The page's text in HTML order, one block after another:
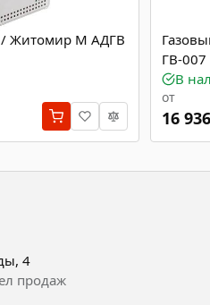
/ Житомир М АДГВ
ГВ-
В
от
16 936
4
продаж